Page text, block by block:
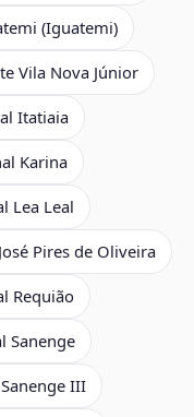
(Iguatemi)
Vila Nova Júnior
Itatiaia
Karina
Lea Leal
Pires de Oliveira
Requião
Sanenge
III